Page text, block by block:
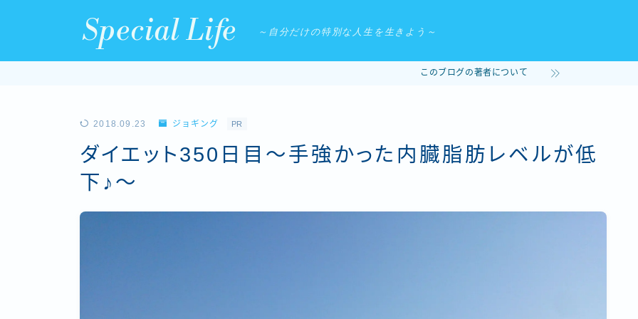
Special Life ～自分だけの特別な人生を生きよう～
このブログの著者について
2018.09.23 ジョギング PR
ダイエット350日目〜手強かった内臓脂肪レベルが低
下♪〜